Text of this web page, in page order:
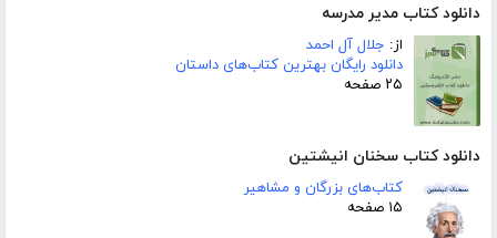
دانلود کتاب مدیر مدرسه
از: جلال آل احمد
دانلود رایگان بهترین کتاب‌های داستان
۲۵ صفحه
دانلود کتاب سخنان انیشتین
کتاب‌های بزرگان و مشاهیر
۱۵ صفحه